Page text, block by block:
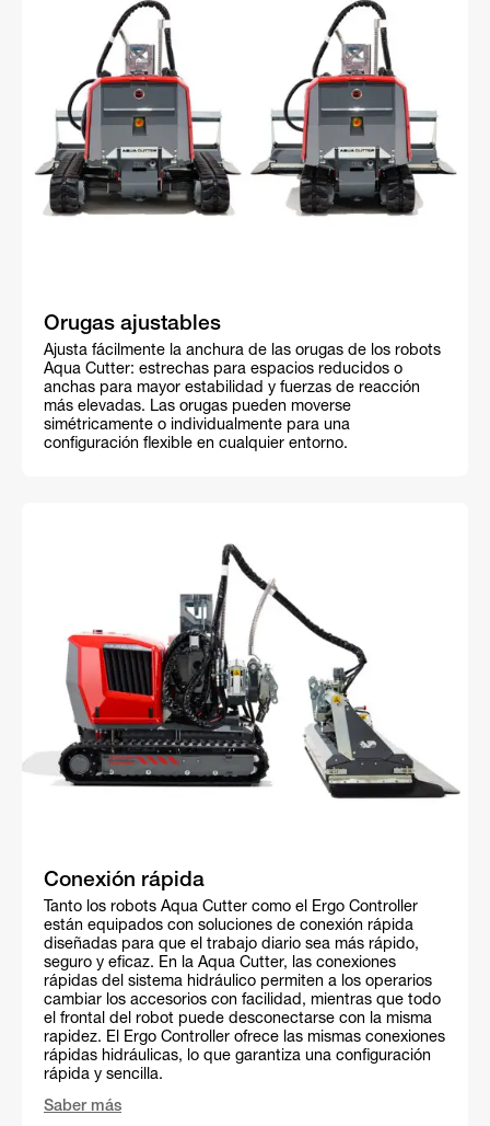
Orugas ajustables
Ajusta fácilmente la anchura de las orugas de los robots
Aqua Cutter: estrechas para espacios reducidos o
anchas para mayor estabilidad y fuerzas de reacción
más elevadas. Las orugas pueden moverse
simétricamente o individualmente para una
configuración flexible en cualquier entorno.
Conexión rápida
Tanto los robots Aqua Cutter como el Ergo Controller
están equipados con soluciones de conexión rápida
diseñadas para que el trabajo diario sea más rápido,
seguro y eficaz. En la Aqua Cutter, las conexiones
rápidas del sistema hidráulico permiten a los operarios
cambiar los accesorios con facilidad, mientras que todo
el frontal del robot puede desconectarse con la misma
rapidez. El Ergo Controller ofrece las mismas conexiones
rápidas hidráulicas, lo que garantiza una configuración
rápida y sencilla.
Saber más